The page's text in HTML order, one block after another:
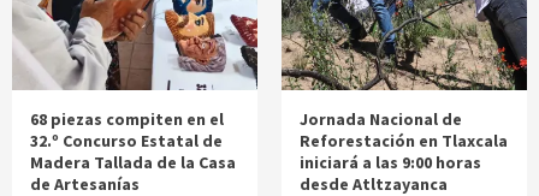
68 piezas compiten en el
32.º Concurso Estatal de
Madera Tallada de la Casa
de Artesanías
Jornada Nacional de
Reforestación en Tlaxcala
iniciará a las 9:00 horas
desde Atltzayanca